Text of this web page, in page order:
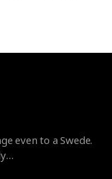
e pipe su piccola
even to a Swede.